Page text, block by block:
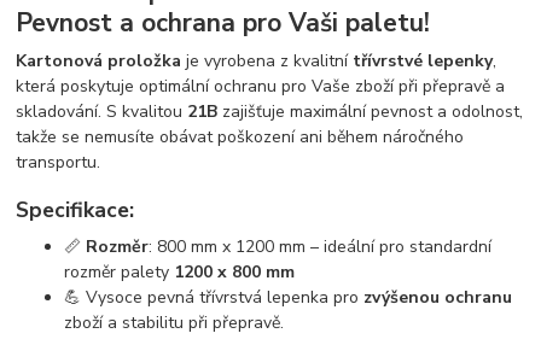
Pevnost a ochrana pro Vaši paletu!
Kartonová proložka je vyrobena z kvalitní třívrstvé lepenky,
která poskytuje optimální ochranu pro Vaše zboží při přepravě a
skladování. S kvalitou 21B zajišťuje maximální pevnost a odolnost,
takže se nemusíte obávat poškození ani během náročného
transportu.
Specifikace:
📏 Rozměr: 800 mm x 1200 mm – ideální pro standardní
rozměr palety 1200 x 800 mm
💪 Vysoce pevná třívrstvá lepenka pro zvýšenou ochranu
zboží a stabilitu při přepravě.